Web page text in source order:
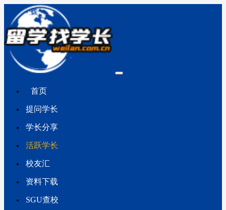
首页
提问学长
学长分享
活跃学长
校友汇
资料下载
SGU查校